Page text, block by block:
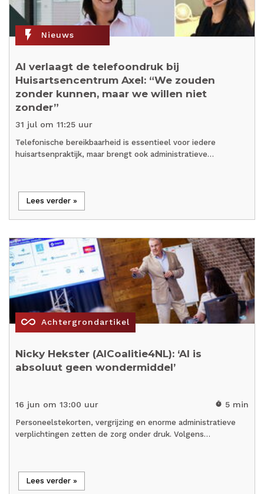
flash_on Nieuws
AI verlaagt de telefoondruk bij
Huisartsencentrum Axel: “We zouden
zonder kunnen, maar we willen niet
zonder”
31 jul om 11:25 uur
Telefonische bereikbaarheid is essentieel voor iedere
huisartsenpraktijk, maar brengt ook administratieve…
Lees verder »
all_inclusive Achtergrondartikel
Nicky Hekster (AICoalitie4NL): ‘AI is
absoluut geen wondermiddel’
16 jun om 13:00 uur timer 5 min
Personeelstekorten, vergrijzing en enorme administratieve
verplichtingen zetten de zorg onder druk. Volgens…
Lees verder »